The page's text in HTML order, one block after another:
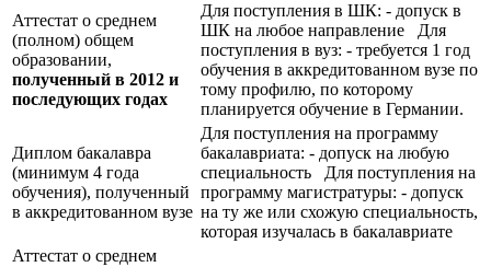
Аттестат о среднем
(полном) общем
образовании,
полученный в 2012 и
последующих годах
Для поступления в ШК: - допуск в
ШК на любое направление Для
поступления в вуз: - требуется 1 год
обучения в аккредитованном вузе по
тому профилю, по которому
планируется обучение в Германии.
Диплом бакалавра
(минимум 4 года
обучения), полученный
в аккредитованном вузе
Для поступления на программу
бакалавриата: - допуск на любую
специальность Для поступления на
программу магистратуры: - допуск
на ту же или схожую специальность,
которая изучалась в бакалавриате
Аттестат о среднем